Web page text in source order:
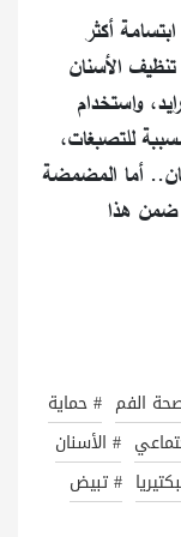
أكثر
الأسنان
واستخدام
للتصبغات،
أما المضمضة
ضمن هذا
الفم # حماية
# الأسنان
# تبيض